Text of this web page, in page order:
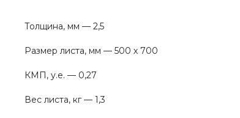
Толщина, мм — 2,5
Размер листа, мм — 500 х 700
КМП, у.е. — 0,27
Вес листа, кг — 1,3